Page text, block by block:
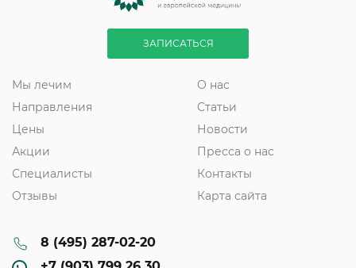
ЗАПИСАТЬСЯ
Мы лечим
Направления
Цены
Акции
Специалисты
Отзывы
О нас
Статьи
Новости
Пресса о нас
Контакты
Карта сайта
8 (495) 287-02-20